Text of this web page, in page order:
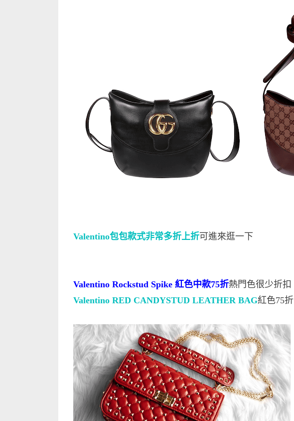
Valentino包包款式非常多折上折可進來逛一下
Valentino Rockstud Spike 紅色中款75折熱門色很少折扣
Valentino RED CANDYSTUD LEATHER BAG紅色75折